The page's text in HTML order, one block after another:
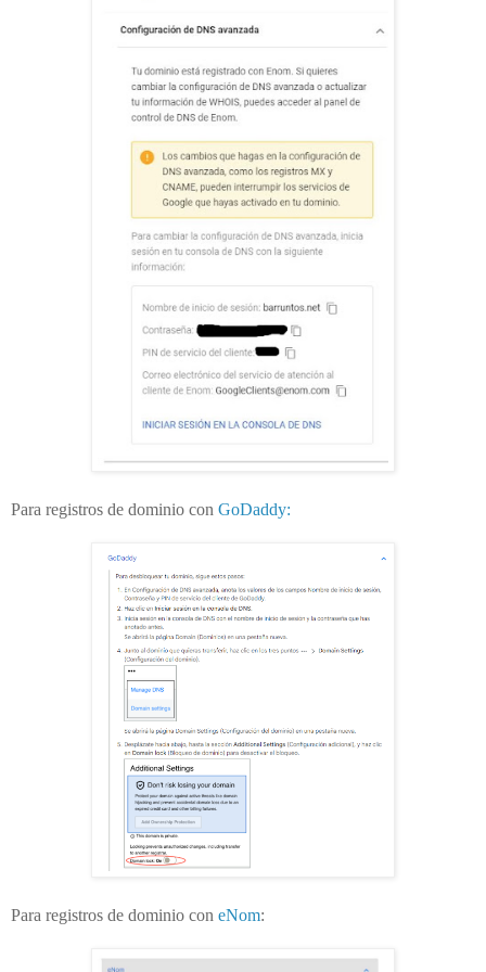
Para registros de dominio con GoDaddy:
Para registros de dominio con eNom: